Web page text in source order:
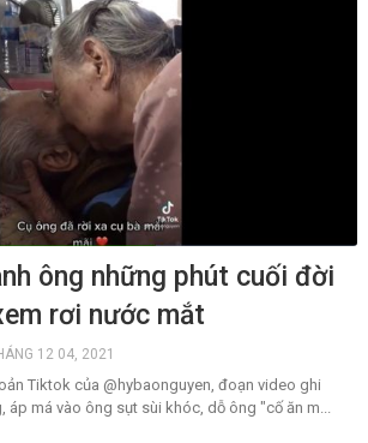
ông những phút cuối đời
rơi nước mắt
12 04, 2021
Tiktok của @hybaonguyen, đoạn video ghi
áp má vào ông sụt sùi khóc, dỗ ông "cố ăn m...